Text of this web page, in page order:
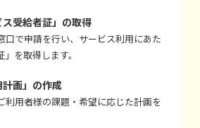
受給者証」の取得
口で申請を行い、サービス利用にあた
を取得します。
画」の作成
利用者様の課題・希望に応じた計画を